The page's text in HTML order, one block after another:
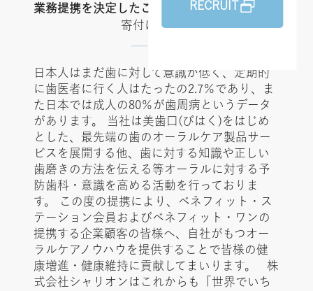
RECRUIT
業務提携を決定したことをお知らせします。
寄付について
日本人はまだ歯に対して意識が低く、定期的
に歯医者に行く人はたったの2.7％であり、ま
た日本では成人の80％が歯周病というデータ
があります。 当社は美歯口(びはく)をはじめ
とした、最先端の歯のオーラルケア製品サー
ビスを展開する他、歯に対する知識や正しい
歯磨きの方法を伝える等オーラルに対する予
防歯科・意識を高める活動を行っておりま
す。 この度の提携により、ベネフィット・ス
テーション会員およびベネフィット・ワンの
提携する企業顧客の皆様へ、自社がもつオー
ラルケアノウハウを提供することで皆様の健
康増進・健康維持に貢献してまいります。 株
式会社シャリオンはこれからも「世界でいち